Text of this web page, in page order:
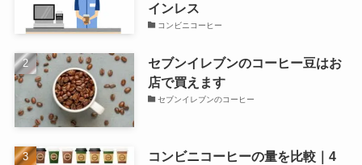
インレス
コンビニコーヒー
セブンイレブンのコーヒー豆はお
店で買えます
セブンイレブンのコーヒー
コンビニコーヒーの量を比較｜4